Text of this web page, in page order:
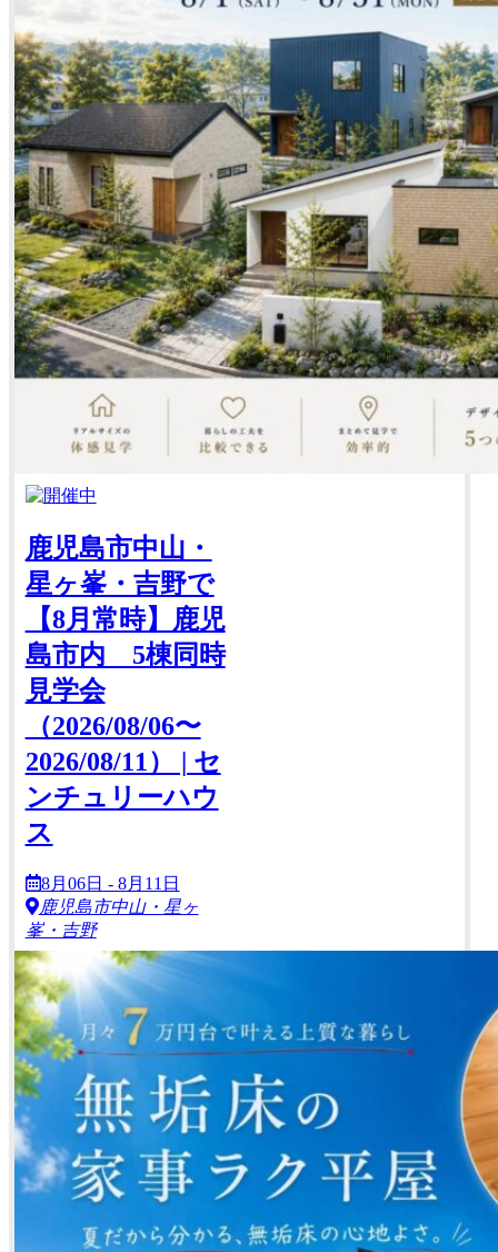
鹿児島市中山・
星ヶ峯・吉野で
【8月常時】鹿児
島市内 5棟同時
見学会
（2026/08/06〜
2026/08/11） | セ
ンチュリーハウ
ス
8月06日 - 8月11日
鹿児島市中山・星ヶ
峯・吉野